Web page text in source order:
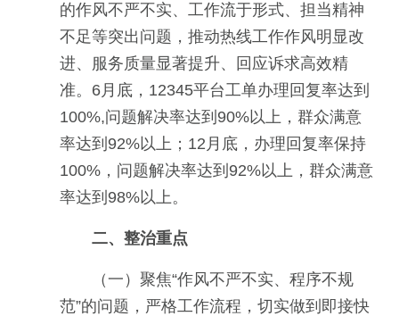
的作风不严不实、工作流于形式、担当精神
不足等突出问题，推动热线工作作风明显改
进、服务质量显著提升、回应诉求高效精
准。6月底，12345平台工单办理回复率达到
100%,问题解决率达到90%以上，群众满意
率达到92%以上；12月底，办理回复率保持
100%，问题解决率达到92%以上，群众满意
率达到98%以上。
二、整治重点
（一）聚焦“作风不严不实、程序不规
范”的问题，严格工作流程，切实做到即接快